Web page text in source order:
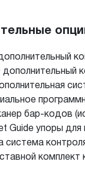
дополнительный
бар-кодов
Guide упоры
система
комплект